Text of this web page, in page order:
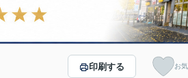
印刷する お